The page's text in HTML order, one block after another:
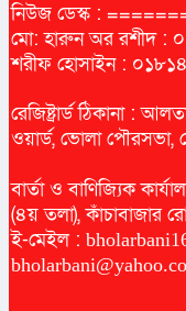
নিউজ ডেস্ক :
মো: হারুন অর রশীদ :
শরীফ হোসাইন :
রেজিষ্ট্রার্ড ঠিকানা :
ওয়ার্ড, ভোলা পৌরসভা,
বার্তা ও বাণিজ্যিক
(৪য় তলা), কাঁচাবাজার
ই-মেইল :